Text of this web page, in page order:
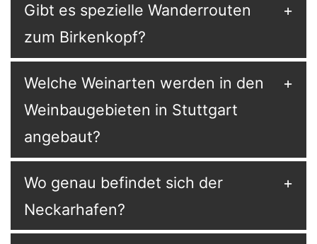
Gibt es spezielle Wanderrouten
zum Birkenkopf?
Welche Weinarten werden in den
Weinbaugebieten in Stuttgart
angebaut?
Wo genau befindet sich der
Neckarhafen?